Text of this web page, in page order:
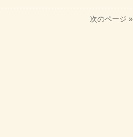
次のページ »